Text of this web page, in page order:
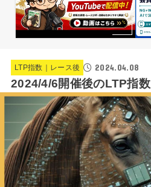
LTP指数｜レース後 2024.04.08
2024/4/6開催後のLTP指数